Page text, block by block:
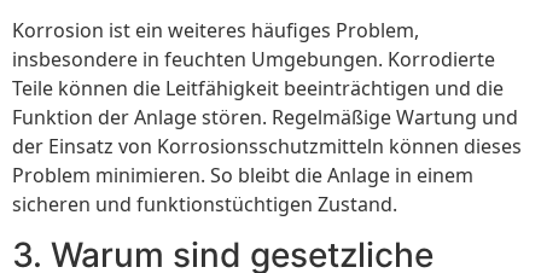
Korrosion ist ein weiteres häufiges Problem,
insbesondere in feuchten Umgebungen. Korrodierte
Teile können die Leitfähigkeit beeinträchtigen und die
Funktion der Anlage stören. Regelmäßige Wartung und
der Einsatz von Korrosionsschutzmitteln können dieses
Problem minimieren. So bleibt die Anlage in einem
sicheren und funktionstüchtigen Zustand.
3. Warum sind gesetzliche